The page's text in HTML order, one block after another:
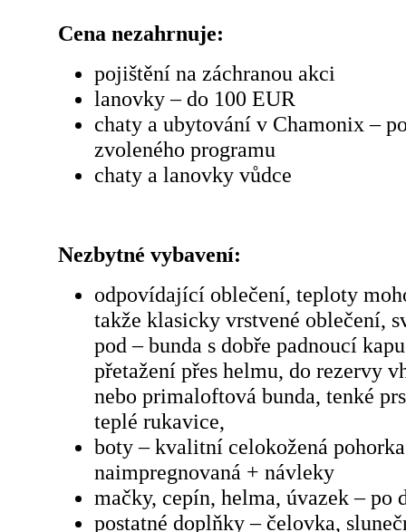
Cena nezahrnuje:
pojištění na záchranou akci
lanovky – do 100 EUR
chaty a ubytování v Chamonix –
zvoleného programu
chaty a lanovky vůdce
Nezbytné vybavení:
odpovídající oblečení, teploty
takže klasicky vrstvené oblečení,
pod – bunda s dobře padnoucí
přetažení přes helmu, do rezervy
nebo primaloftová bunda, tenké
teplé rukavice,
boty – kvalitní celokožená
naimpregnovaná + návleky
mačky, cepín, helma, úvazek – po
postatné doplňky – čelovka,